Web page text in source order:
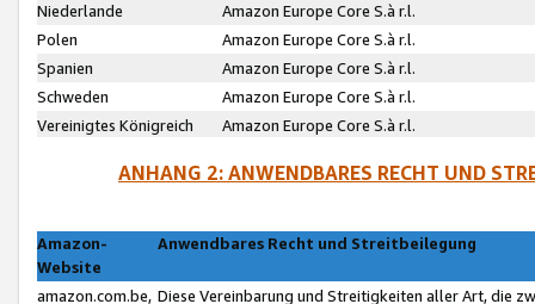
Niederlande
Amazon Europe Core S.à r.l.
Polen
Amazon Europe Core S.à r.l.
Spanien
Amazon Europe Core S.à r.l.
Schweden
Amazon Europe Core S.à r.l.
Vereinigtes Königreich
Amazon Europe Core S.à r.l.
ANHANG 2: ANWENDBARES RECHT UND
Amazon-
Website
Anwendbares Recht und Streitbeilegung
amazon.com.be, Diese Vereinbarung und Streitigkeiten aller Art, die